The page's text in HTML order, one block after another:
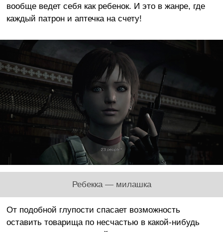
вообще ведет себя как ребенок. И это в жанре, где
каждый патрон и аптечка на счету!
Ребекка — милашка
От подобной глупости спасает возможность
оставить товарища по несчастью в какой-нибудь